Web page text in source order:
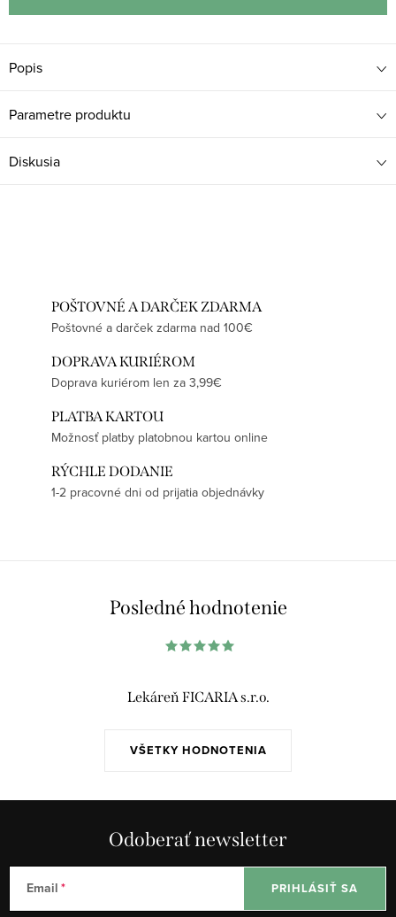
Popis
Parametre produktu
Diskusia
POŠTOVNÉ A DARČEK ZDARMA
Poštovné a darček zdarma nad 100€
DOPRAVA KURIÉROM
Doprava kuriérom len za 3,99€
PLATBA KARTOU
Možnosť platby platobnou kartou online
RÝCHLE DODANIE
1-2 pracovné dni od prijatia objednávky
Posledné hodnotenie
VŠETKY HODNOTENIA
Lekáreň FICARIA s.r.o.
Odoberať newsletter
Email PRIHLÁSIŤ SA